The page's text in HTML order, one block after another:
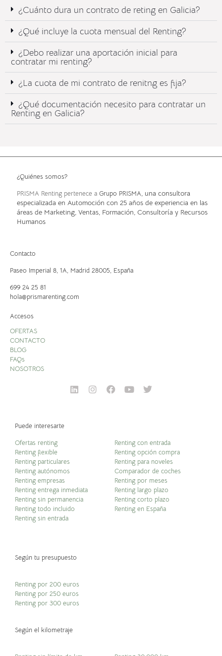
¿Cuánto dura un contrato de reting en Galicia?
¿Qué incluye la cuota mensual del Renting?​
¿Debo realizar una aportación inicial para
contratar mi renting?
¿La cuota de mi contrato de renitng es fija?
¿Qué documentación necesito para contratar un
Renting en Galicia?
¿Quiénes somos?
PRISMA Renting pertenece a Grupo PRISMA, una consultora
especializada en Automoción con 25 años de experiencia en las
áreas de Marketing, Ventas, Formación, Consultoría y Recursos
Humanos
Contacto
Paseo Imperial 8, 1A, Madrid 28005, España
699 24 25 81
hola@prismarenting.com
Accesos
OFERTAS
CONTACTO
BLOG
FAQs
NOSOTROS
Puede interesarte
Ofertas renting
Renting flexible
Renting particulares
Renting autónomos
Renting empresas
Renting entrega inmediata
Renting sin permanencia
Renting todo incluido
Renting sin entrada
Renting con entrada
Renting opción compra
Renting para noveles
Comparador de coches
Renting por meses
Renting largo plazo
Renting corto plazo
Renting en España
Según tu presupuesto
Renting por 200 euros
Renting por 250 euros
Renting por 300 euros
Según el kilometraje